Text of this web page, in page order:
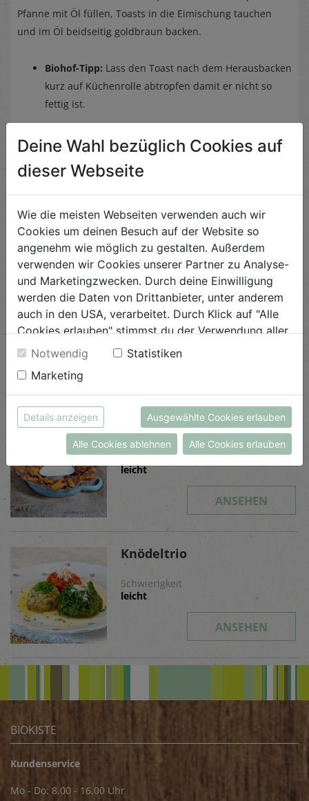
Pfanne mit Öl füllen, Toasts in die Eimischung tauchen
und im Öl beidseitig goldbraun backen.
Biohof-Tipp: Lass den Toast nach dem Herausbacken
kurz auf Küchenrolle abtropfen damit er nicht so
fettig ist.
Ähnliche Rezepte
Melanzani-Süßkartoffel
Curry
Schwierigkeit
leicht
Karotten Pommes
Schwierigkeit
leicht
ANSEHEN
Knödeltrio
Schwierigkeit
leicht
ANSEHEN
BIOKISTE
Kundenservice
Mo - Do: 8.00 - 16.00 Uhr
Deine Wahl bezüglich Cookies auf
dieser Webseite
Wie die meisten Webseiten verwenden auch wir
Cookies um deinen Besuch auf der Website so
angenehm wie möglich zu gestalten. Außerdem
verwenden wir Cookies unserer Partner zu Analyse-
und Marketingzwecken. Durch deine Einwilligung
werden die Daten von Drittanbieter, unter anderem
auch in den USA, verarbeitet. Durch Klick auf "Alle
Cookies erlauben" stimmst du der Verwendung aller
Cookies zu. Unter "Details anzeigen" findest du alle
Infos zu den unterschiedlichen Cookies, du kannst
auch entscheiden, welche Cookies du erlauben
möchtest.
Weitere Informationen findest du in unserer
Datenschutzerklärungbzw. imImpressum
Notwendig
Statistiken
Marketing
Details anzeigen Ausgewählte Cookies erlauben
Alle Cookies ablehnen Alle Cookies erlauben